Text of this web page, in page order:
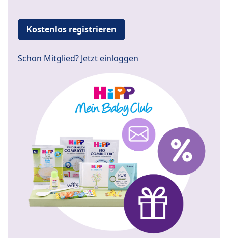
Kostenlos registrieren
Schon Mitglied? Jetzt einloggen